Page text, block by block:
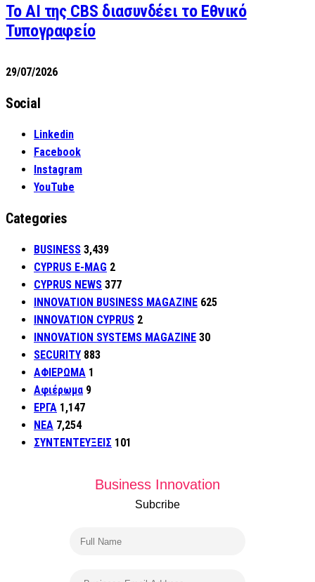
Το AI της CBS διασυνδέει το Εθνικό
Τυπογραφείο
29/07/2026
Social
Linkedin
Facebook
Instagram
YouTube
Categories
BUSINESS 3,439
CYPRUS E-MAG 2
CYPRUS NEWS 377
INNOVATION BUSINESS MAGAZINE 625
INNOVATION CYPRUS 2
INNOVATION SYSTEMS MAGAZINE 30
SECURITY 883
ΑΦΙΕΡΩΜΑ 1
Αφιέρωμα 9
ΕΡΓΑ 1,147
ΝΕΑ 7,254
ΣΥΝΤΕΝΤΕΥΞΕΙΣ 101
Business Innovation
Subcribe